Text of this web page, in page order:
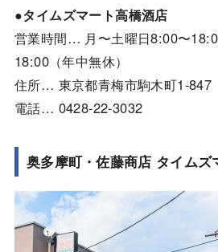
●タイムズマート高橋酒店
営業時間… 月〜土曜日8:00〜
18:00（年中無休）
住所… 東京都青梅市駒木町1-847
電話… 0428-22-3032
奥多摩町・佐藤商店 タイムズ